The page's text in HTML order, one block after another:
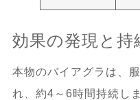
効果の発現と持
本物のバイアグラは、
れ、約4～6時間持続し